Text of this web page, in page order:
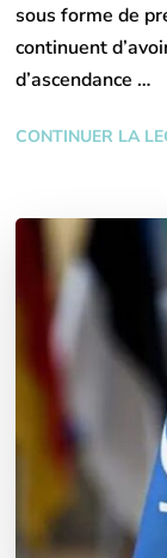
sous forme de
continuent
d’ascendance …
CONTINUER LA